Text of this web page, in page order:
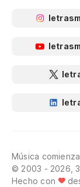
Música
© 2003 - 2026,
Hecho con